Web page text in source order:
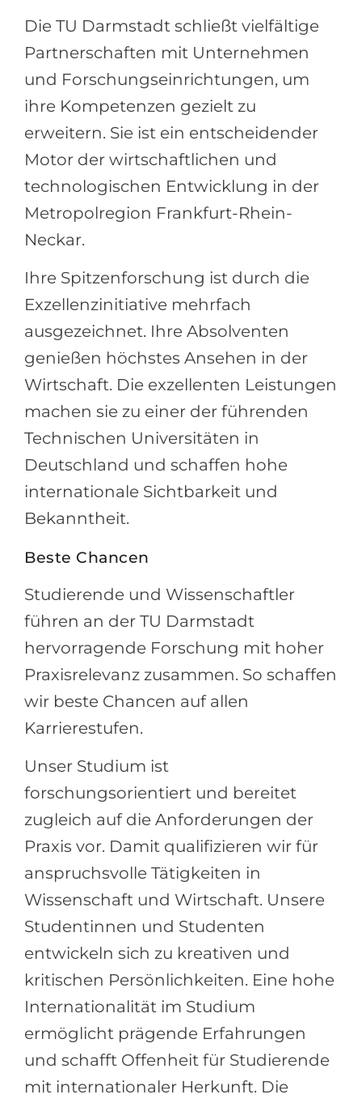
Die TU Darmstadt schließt vielfältige
Partnerschaften mit Unternehmen
und Forschungseinrichtungen, um
ihre Kompetenzen gezielt zu
erweitern. Sie ist ein entscheidender
Motor der wirtschaftlichen und
technologischen Entwicklung in der
Metropolregion Frankfurt-Rhein-
Neckar.
Ihre Spitzenforschung ist durch die
Exzellenzinitiative mehrfach
ausgezeichnet. Ihre Absolventen
genießen höchstes Ansehen in der
Wirtschaft. Die exzellenten Leistungen
machen sie zu einer der führenden
Technischen Universitäten in
Deutschland und schaffen hohe
internationale Sichtbarkeit und
Bekanntheit.
Beste Chancen
Studierende und Wissenschaftler
führen an der TU Darmstadt
hervorragende Forschung mit hoher
Praxisrelevanz zusammen. So schaffen
wir beste Chancen auf allen
Karrierestufen.
Unser Studium ist
forschungsorientiert und bereitet
zugleich auf die Anforderungen der
Praxis vor. Damit qualifizieren wir für
anspruchsvolle Tätigkeiten in
Wissenschaft und Wirtschaft. Unsere
Studentinnen und Studenten
entwickeln sich zu kreativen und
kritischen Persönlichkeiten. Eine hohe
Internationalität im Studium
ermöglicht prägende Erfahrungen
und schafft Offenheit für Studierende
mit internationaler Herkunft. Die